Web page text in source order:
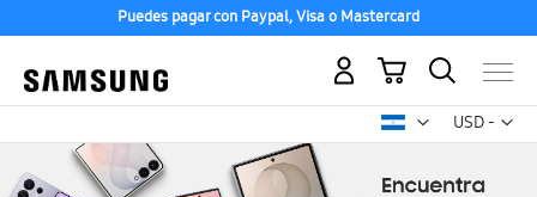
Puedes pagar con Paypal, Visa o Mastercard
USD -
dólar
Mi carrito